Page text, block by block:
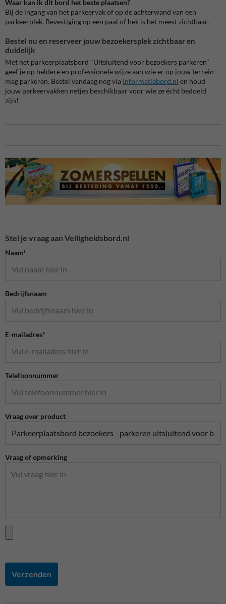
Waar kan ik dit bord het beste plaatsen?
Bij de ingang van het parkeervak of op de achterwand van een
parkeerplek. Bevestiging op een paal of hek is het meest zichtbaar.
Bestel nu en reserveer jouw bezoekersplek zichtbaar en
duidelijk
Met het parkeerplaatsbord "Uitsluitend voor bezoekers parkeren"
geef je op heldere en professionele wijze aan wie er op jouw terrein
mag parkeren. Bestel vandaag nog via Informatiebord.nl en houd
jouw parkeervakken netjes beschikbaar voor wie ze écht bedoeld
zijn!
Stel je vraag aan Veiligheidsbord.nl
Naam*
Bedrijfsnaam
E-mailadres*
Telefoonnummer
Vraag over product
Vraag of opmerking
Verzenden